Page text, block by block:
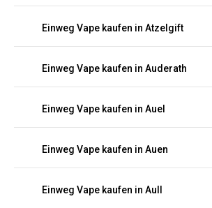
Einweg Vape kaufen in Atzelgift
Einweg Vape kaufen in Auderath
Einweg Vape kaufen in Auel
Einweg Vape kaufen in Auen
Einweg Vape kaufen in Aull